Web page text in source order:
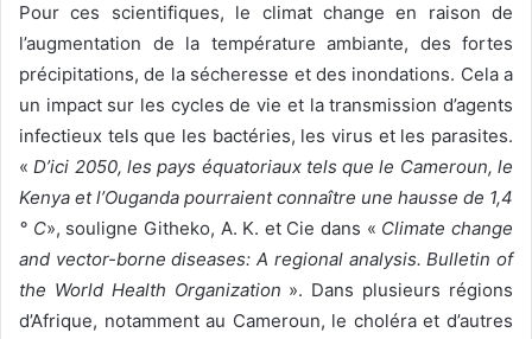
Pour ces scientifiques, le climat change en raison de
l’augmentation de la température ambiante, des fortes
précipitations, de la sécheresse et des inondations. Cela a
un impact sur les cycles de vie et la transmission d’agents
infectieux tels que les bactéries, les virus et les parasites.
«D’ici 2050, les pays équatoriaux tels que le Cameroun, le
Kenya et l’Ouganda pourraient connaître une hausse de 1,4
° C», souligne Githeko, A. K. et Cie dans « Climate change
and vector-borne diseases: A regional analysis. Bulletin of
the World Health Organization ». Dans plusieurs régions
d’Afrique, notamment au Cameroun, le choléra et d’autres